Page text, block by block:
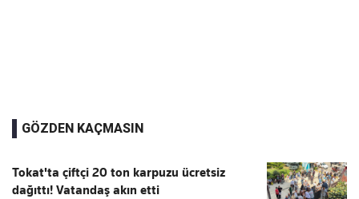
GÖZDEN KAÇMASIN
Tokat'ta çiftçi 20 ton karpuzu ücretsiz
dağıttı! Vatandaş akın etti